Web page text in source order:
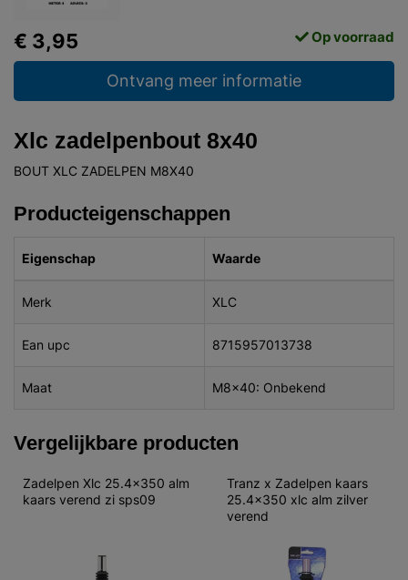
€ 3,95 Op voorraad
Ontvang meer informatie
Xlc zadelpenbout 8x40
BOUT XLC ZADELPEN M8X40
Producteigenschappen
Eigenschap Waarde
Merk XLC
Ean upc 8715957013738
Maat M8x40: Onbekend
Vergelijkbare producten
Zadelpen Xlc 25.4x350 alm
kaars verend zi sps09
Tranz x Zadelpen kaars
25.4x350 xlc alm zilver
verend